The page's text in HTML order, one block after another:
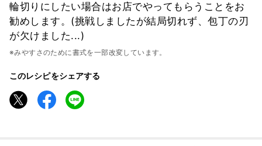
輪切りにしたい場合はお店でやってもらうことをお
勧めします。(挑戦しましたが結局切れず、包丁の刃
が欠けました...)
※みやすさのために書式を一部改変しています。
このレシピをシェアする